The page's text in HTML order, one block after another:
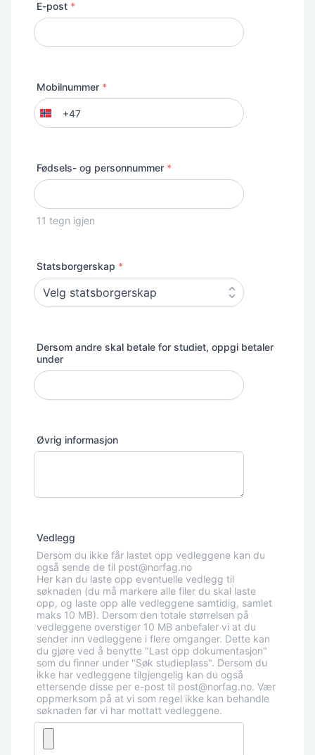
E-post *
Mobilnummer *
Norway
+47
+47
Fødsels- og personnummer *
11 tegn igjen
Statsborgerskap *
Dersom andre skal betale for studiet, oppgi betaler
under
Øvrig informasjon
Vedlegg
Dersom du ikke får lastet opp vedleggene kan du
også sende de til post@norfag.no
Her kan du laste opp eventuelle vedlegg til
søknaden (du må markere alle filer du skal laste
opp, og laste opp alle vedleggene samtidig, samlet
maks 10 MB). Dersom den totale størrelsen på
vedleggene overstiger 10 MB anbefaler vi at du
sender inn vedleggene i flere omganger. Dette kan
du gjøre ved å benytte "Last opp dokumentasjon"
som du finner under "Søk studieplass". Dersom du
ikke har vedleggene tilgjengelig kan du også
ettersende disse per e-post til post@norfag.no. Vær
oppmerksom på at vi som regel ikke kan behandle
søknaden før vi har mottatt vedleggene.